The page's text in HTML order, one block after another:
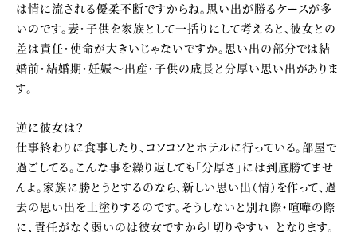
は情に流される優柔不断ですからね。思い出が勝るケースが多
いのです。妻・子供を家族として一括りにして考えると、彼女との
差は責任・使命が大きいじゃないですか。思い出の部分では結
婚前・結婚期・妊娠～出産・子供の成長と分厚い思い出がありま
す。
逆に彼女は？
仕事終わりに食事したり、コソコソとホテルに行っている。部屋で
過ごしてる。こんな事を繰り返しても「分厚さ」には到底勝てませ
んよ。家族に勝とうとするのなら、新しい思い出（情）を作って、過
去の思い出を上塗りするのです。そうしないと別れ際・喧嘩の際
に、責任がなく弱いのは彼女ですから「切りやすい」となります。